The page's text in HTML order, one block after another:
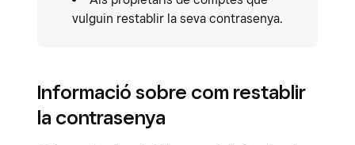
vulguin restablir la seva contrasenya.
Informació sobre com restablir
la contrasenya